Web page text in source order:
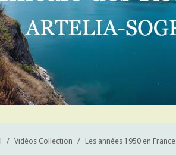
/ Vidéos Collection / Les années 1950 en France